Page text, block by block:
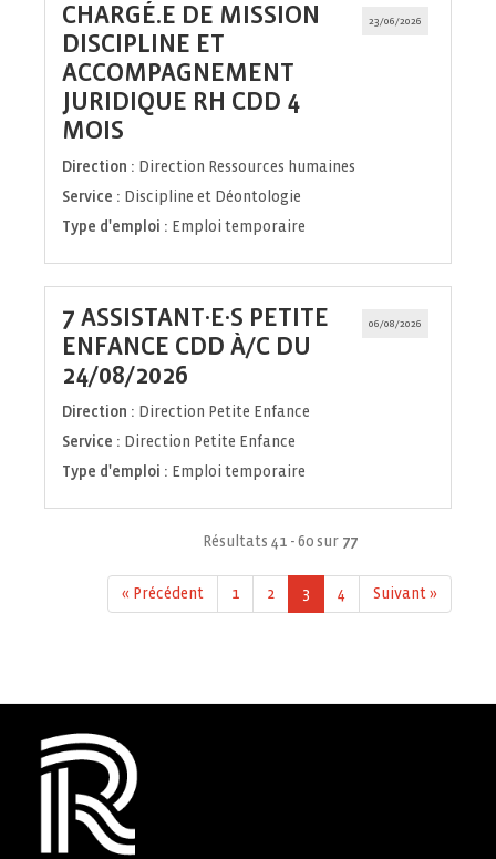
23/06/2026
CHARGÉ.E DE MISSION
DISCIPLINE ET
ACCOMPAGNEMENT
JURIDIQUE RH CDD 4
MOIS
fenêtre)
Direction : Direction Ressources humaines
Service : Discipline et Déontologie
Type d'emploi : Emploi temporaire
06/08/2026
7 ASSISTANT·E·S PETITE
ENFANCE CDD À/C DU
24/08/2026
fenêtre)
Direction : Direction Petite Enfance
Service : Direction Petite Enfance
Type d'emploi : Emploi temporaire
Résultats 41 - 60 sur 77
« Précédent 1 2 3 4 Suivant »